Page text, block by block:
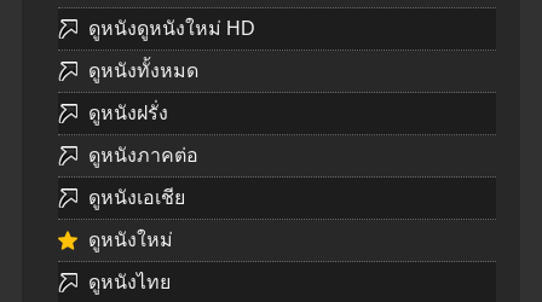
ดูหนังดูหนังใหม่ HD
ดูหนังทั้งหมด
ดูหนังฝรั่ง
ดูหนังภาคต่อ
ดูหนังเอเชีย
ดูหนังใหม่
ดูหนังไทย